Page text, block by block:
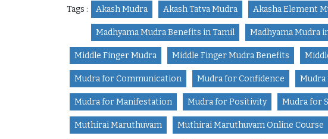
Tags : Akash Mudra Akash Tatva Mudra Akasha Element
Madhyama Mudra Benefits in Tamil Madhyama Mudra
Middle Finger Mudra Middle Finger Mudra Benefits
Mudra for Communication Mudra for Confidence
Mudra for Manifestation Mudra for Positivity Mudra for
Muthirai Maruthuvam Muthirai Maruthuvam Online Course